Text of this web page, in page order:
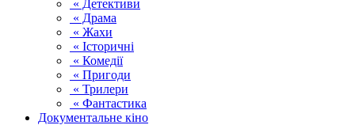
« Детективи
« Драма
« Жахи
« Історичні
« Комедії
« Пригоди
« Трилери
« Фантастика
Документальне кіно